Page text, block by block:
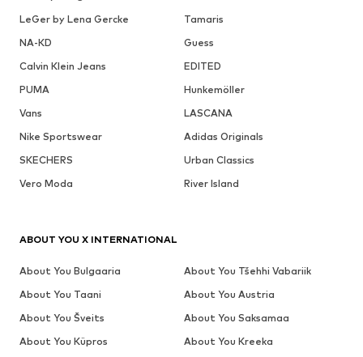
LeGer by Lena Gercke
Tamaris
NA-KD
Guess
Calvin Klein Jeans
EDITED
PUMA
Hunkemöller
Vans
LASCANA
Nike Sportswear
Adidas Originals
SKECHERS
Urban Classics
Vero Moda
River Island
ABOUT YOU X INTERNATIONAL
About You Bulgaaria
About You Tšehhi Vabariik
About You Taani
About You Austria
About You Šveits
About You Saksamaa
About You Küpros
About You Kreeka